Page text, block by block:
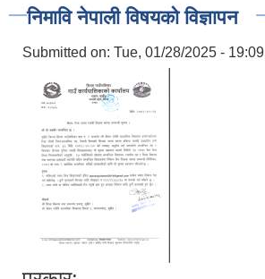
निमावि नेपाली विषयको विज्ञापन
Submitted on: Tue, 01/28/2025 - 19:09